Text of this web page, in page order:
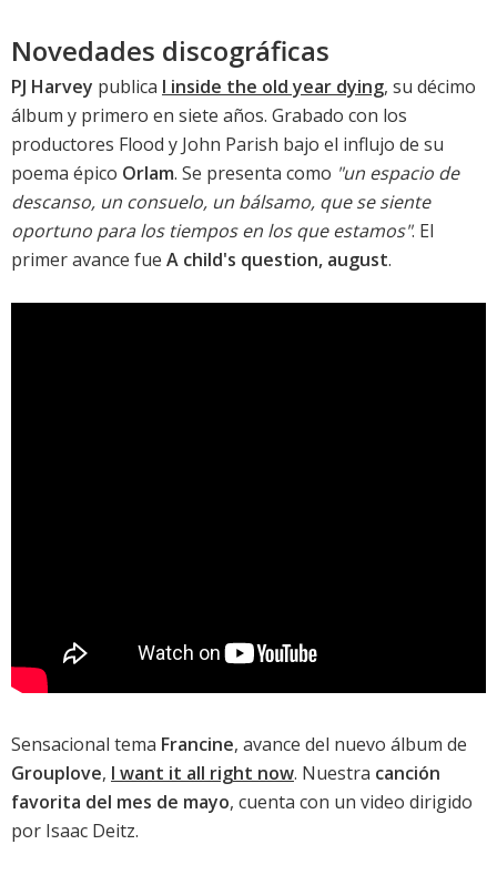
Novedades discográficas
PJ Harvey publica I inside the old year dying, su décimo
álbum y primero en siete años. Grabado con los
productores Flood y John Parish bajo el influjo de su
poema épico Orlam. Se presenta como "un espacio de
descanso, un consuelo, un bálsamo, que se siente
oportuno para los tiempos en los que estamos". El
primer avance fue A child's question, august.
Sensacional tema Francine, avance del nuevo álbum de
Grouplove, I want it all right now. Nuestra canción
favorita del mes de mayo, cuenta con un video dirigido
por Isaac Deitz.